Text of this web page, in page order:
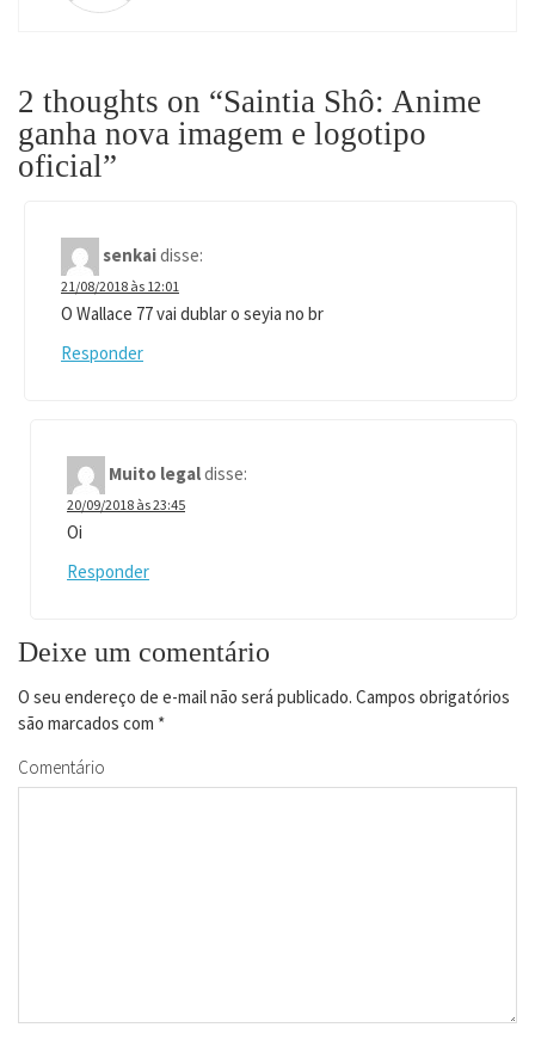
2 thoughts on “Saintia Shô: Anime
ganha nova imagem e logotipo
oficial”
senkaidisse:
21/08/2018 às 12:01
O Wallace 77 vai dublar o seyia no br
Responder
Muito legaldisse:
20/09/2018 às 23:45
Oi
Responder
Deixe um comentário
O seu endereço de e-mail não será publicado. Campos obrigatórios
são marcados com *
Comentário